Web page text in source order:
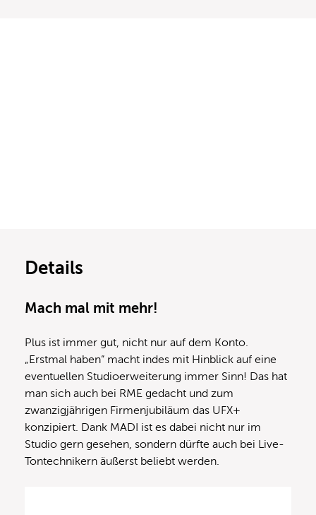
Details
Mach mal mit mehr!
Plus ist immer gut, nicht nur auf dem Konto.
„Erstmal haben“ macht indes mit Hinblick auf eine
eventuellen Studioerweiterung immer Sinn! Das hat
man sich auch bei RME gedacht und zum
zwanzigjährigen Firmenjubiläum das UFX+
konzipiert. Dank MADI ist es dabei nicht nur im
Studio gern gesehen, sondern dürfte auch bei Live-
Tontechnikern äußerst beliebt werden.